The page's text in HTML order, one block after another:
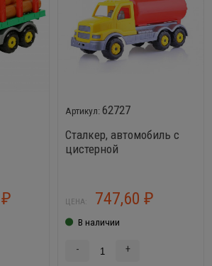
₽
62727
Сталкер, автомобиль с
цистерной
ЦЕНА: 747,60 ₽
В наличии
- +